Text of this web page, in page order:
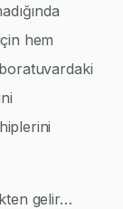
hem
gelir…